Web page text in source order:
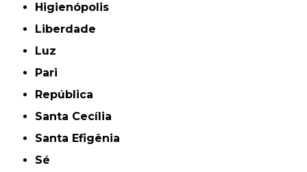
Higienópolis
Liberdade
Luz
Pari
República
Santa Cecília
Santa Efigênia
Sé